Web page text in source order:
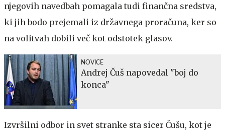
njegovih navedbah pomagala tudi finančna sredstva,
ki jih bodo prejemali iz državnega proračuna, ker so
na volitvah dobili več kot odstotek glasov.
NOVICE
Andrej Čuš napovedal "boj do
konca"
Izvršilni odbor in svet stranke sta sicer Čušu, kot je